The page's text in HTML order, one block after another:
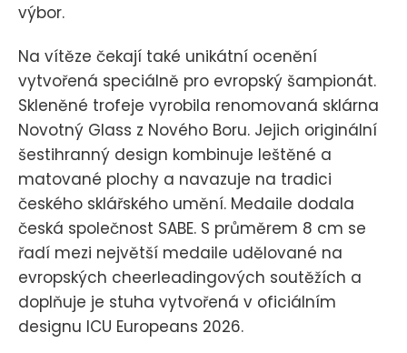
výbor.
Na vítěze čekají také unikátní ocenění
vytvořená speciálně pro evropský šampionát.
Skleněné trofeje vyrobila renomovaná sklárna
Novotný Glass z Nového Boru. Jejich originální
šestihranný design kombinuje leštěné a
matované plochy a navazuje na tradici
českého sklářského umění. Medaile dodala
česká společnost SABE. S průměrem 8 cm se
řadí mezi největší medaile udělované na
evropských cheerleadingových soutěžích a
doplňuje je stuha vytvořená v oficiálním
designu ICU Europeans 2026.